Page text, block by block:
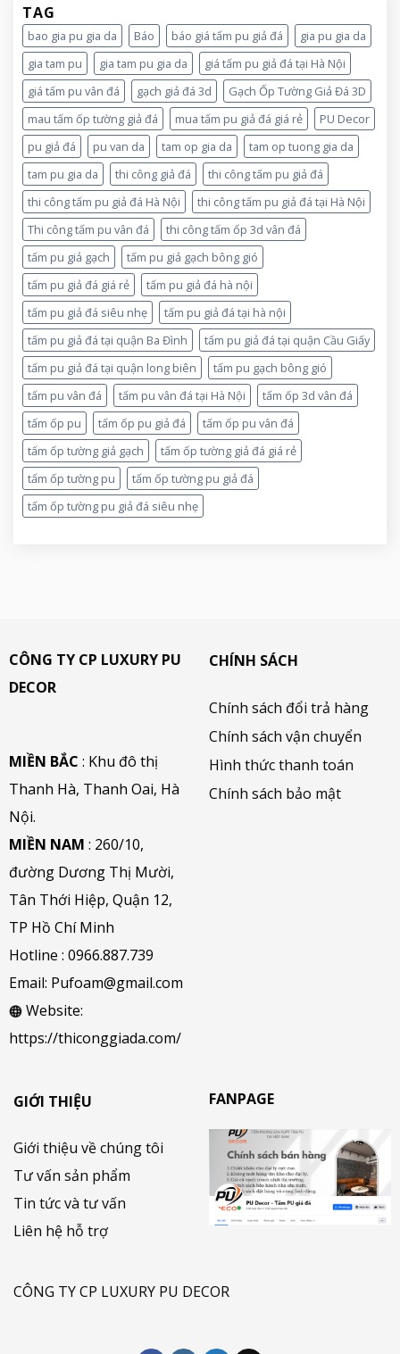
TAG
bao gia pu gia da Báo báo giá tấm pu giả đá
gia pu gia da
gia tam pu
gia tam pu gia da
giá tấm pu giả đá tại Hà Nội
giá tấm pu vân đá
gạch giả đá 3d
Gạch Ốp Tường Giả Đá 3D
mau tấm ốp tường giả đá
mua tấm pu giả đá giá rẻ
PU Decor
pu giả đá
pu van da tam op gia da
tam op tuong gia da
tam pu gia da
thi công giả đá
thi công tấm pu giả đá
thi công tấm pu giả đá Hà Nội
thi công tấm pu giả đá tại Hà Nội
Thi công tấm pu vân đá
thi công tấm ốp 3d vân đá
tấm pu giả gạch
tấm pu giả gạch bông gió
tấm pu giả đá giá rẻ
tấm pu giả đá hà nội
tấm pu giả đá siêu nhẹ
tấm pu giả đá tại hà nội
tấm pu giả đá tại quận Ba Đình
tấm pu giả đá tại quận Cầu Giấy
tấm pu giả đá tại quận long biên
tấm pu gạch bông gió
tấm pu vân đá
tấm pu vân đá tại Hà Nội
tấm ốp 3d vân đá
tấm ốp pu
tấm ốp pu giả đá
tấm ốp pu vân đá
tấm ốp tường giả gạch
tấm ốp tường giả đá giá rẻ
tấm ốp tường pu
tấm ốp tường pu giả đá
tấm ốp tường pu giả đá siêu nhẹ
CÔNG TY CP LUXURY PU
DECOR
MIỀN BẮC : Khu đô thị
Thanh Hà, Thanh Oai, Hà
Nội.
MIỀN NAM : 260/10,
đường Dương Thị Mười,
Tân Thới Hiệp, Quận 12,
TP Hồ Chí Minh
Hotline : 0966.887.739
Email: Pufoam@gmail.com
Website:
https://thiconggiada.com/
CHÍNH SÁCH
Chính sách đổi trả hàng
Chính sách vận chuyển
Hình thức thanh toán
Chính sách bảo mật
GIỚI THIỆU
Giới thiệu về chúng tôi
Tư vấn sản phẩm
Tin tức và tư vấn
Liên hệ hỗ trợ
FANPAGE
CÔNG TY CP LUXURY PU DECOR